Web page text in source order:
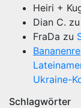
Heiri +
Dian C. zu
FraDa zu
Ukraine-
Schlagwörter